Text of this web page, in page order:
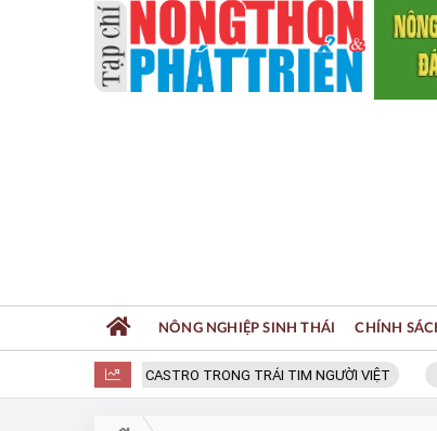
FIDEL CASTRO TRONG TRÁI TIM NGƯỜI VIỆT
NÔNG NGHIỆP SINH THÁI CHÍNH